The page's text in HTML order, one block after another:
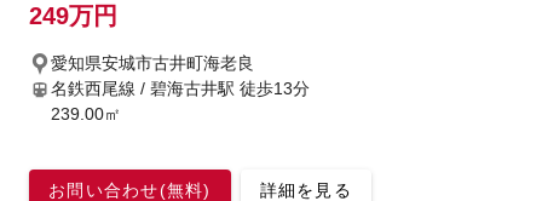
249万円
愛知県安城市古井町海老良
名鉄西尾線 / 碧海古井駅 徒歩13分
239.00㎡
お問い合わせ(無料) 詳細を見る